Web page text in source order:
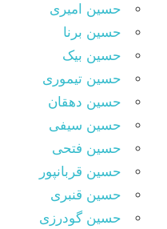
حسین امیری
حسین برنا
حسین بیک
حسین تیموری
حسین دهقان
حسین سیفی
حسین فتحی
حسین قربانپور
حسین قنبری
حسین گودرزی